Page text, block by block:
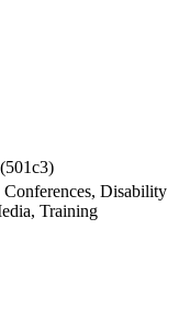
Disability
Training